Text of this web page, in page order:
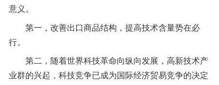
意义。
第一，改善出口商品结构，提高技术含量势在必
行。
第二，随着世界科技革命向纵向发展，高新技术产
业群的兴起，科技竞争已成为国际经济贸易竞争的决定